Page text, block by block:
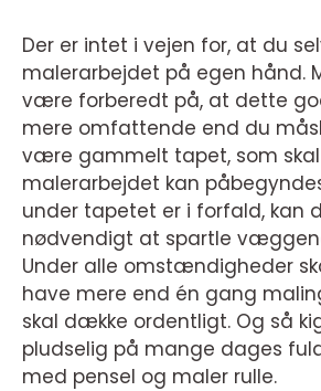
Der er intet i vejen for, at du
malerarbejdet på egen hånd.
være forberedt på, at dette
mere omfattende end du
være gammelt tapet, som
malerarbejdet kan
under tapetet er i forfald, kan
nødvendigt at spartle
Under alle omstændigheder
have mere end én gang
skal dække ordentligt. Og så
pludselig på mange dages
med pensel og maler rulle.